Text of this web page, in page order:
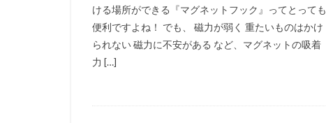
ける場所ができる『マグネットフック』ってとっても
便利ですよね！ でも、 磁力が弱く 重たいものはかけ
られない 磁力に不安がある など、マグネットの吸着
力 […]